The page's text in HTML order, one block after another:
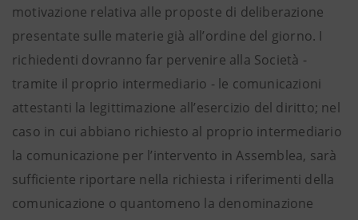
motivazione relativa alle proposte di deliberazione
presentate sulle materie già all’ordine del giorno. I
richiedenti dovranno far pervenire alla Società -
tramite il proprio intermediario - le comunicazioni
attestanti la legittimazione all’esercizio del diritto; nel
caso in cui abbiano richiesto al proprio intermediario
la comunicazione per l’intervento in Assemblea, sarà
sufficiente riportare nella richiesta i riferimenti della
comunicazione o quantomeno la denominazione